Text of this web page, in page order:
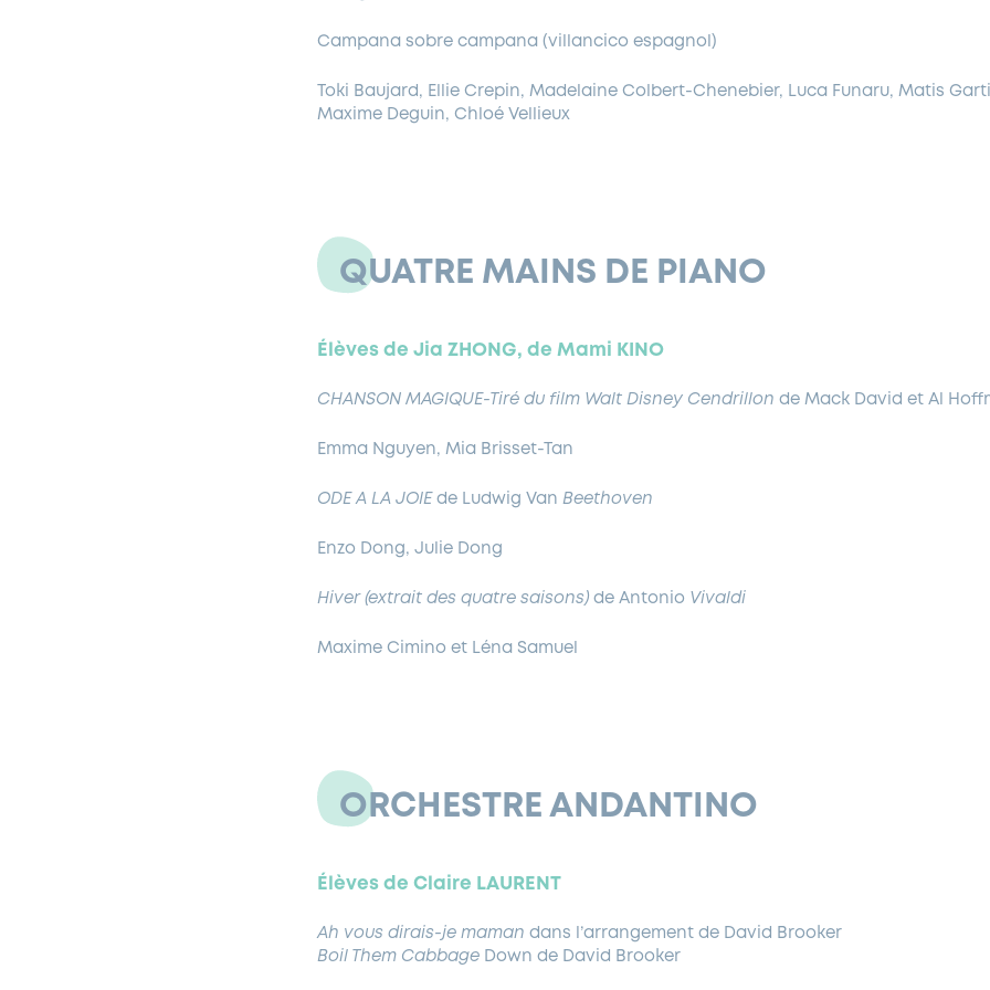
Campana sobre campana (villancico espagnol)
Toki Baujard, Ellie Crepin, Madelaine Colbert-Chenebier, Luca Funaru, Matis
Maxime Deguin, Chloé Vellieux
QUATRE MAINS DE PIANO
Él èves de Jia ZHONG, de Mami KINO
CHANSON MAGIQUE-Tiré du film Walt Disney Cendrillon de Mack David et Al
Emma Nguyen, Mia Brisset-Tan
ODE A LA JOIEde Ludwig Van Beethoven
Enzo Dong, Julie Dong
Hiver (extrait des quatre saisons)de Antonio Vivaldi
Maxime Cimino et Léna Samuel
ORCHESTRE ANDANTINO
Él èves de Claire LAURENT
Ah vous dirais-je maman dans l’arrangement de David Brooker
Boil Them CabbageDown de David Brooker